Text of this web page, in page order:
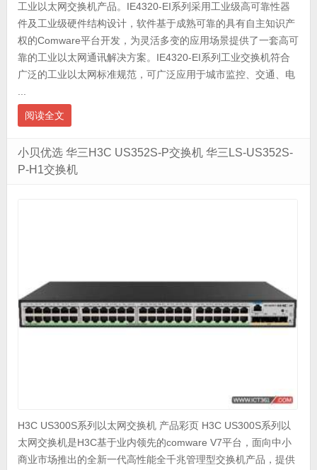
工业以太网交换机产品。IE4320-EI系列采用工业级高可靠性器
件及工业级硬件结构设计，软件基于成熟可靠的具有自主知识产
权的Comware平台开发，为灵活多变的应用场景提供了一套高可
靠的工业以太网通讯解决方案。IE4320-EI系列工业交换机符合
广泛的工业以太网标准规范，可广泛应用于城市监控、交通、电
...
阅读全文
小贝优选 华三H3C US352S-P交换机 华三LS-US352S-
P-H1交换机
H3C US300S系列以太网交换机 产品彩页 H3C US300S系列以
太网交换机是H3C基于业内领先的comware V7平台，面向中小
商业市场推出的全新一代高性能全千兆管理型交换机产品，提供